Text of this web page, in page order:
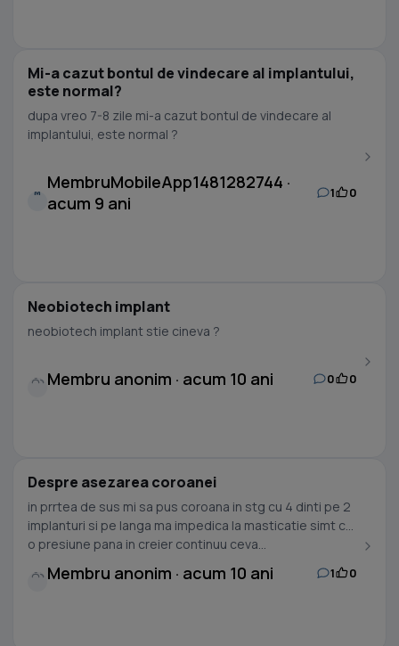
Mi-a cazut bontul de vindecare al implantului,
este normal?
dupa vreo 7-8 zile mi-a cazut bontul de vindecare al
implantului, este normal ?
M
MembruMobileApp1481282744 ·
acum 9 ani
1 0
Neobiotech implant
neobiotech implant stie cineva ?
Membru anonim · acum 10 ani 0 0
Despre asezarea coroanei
in prrtea de sus mi sa pus coroana in stg cu 4 dinti pe 2
implanturi si pe langa ma impedica la masticatie simt ca
o presiune pana in creier continuu ceva...
Membru anonim · acum 10 ani 1 0